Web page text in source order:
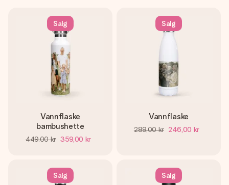
Salg
Vannflaske
bambushette
449,00 kr 359,00 kr
Salg
Vannflaske
289,00 kr 246,00 kr
Salg Salg